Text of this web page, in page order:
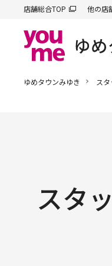
店舗総合TOP 他の店
ゆめタウンみゆき スタ
スタ